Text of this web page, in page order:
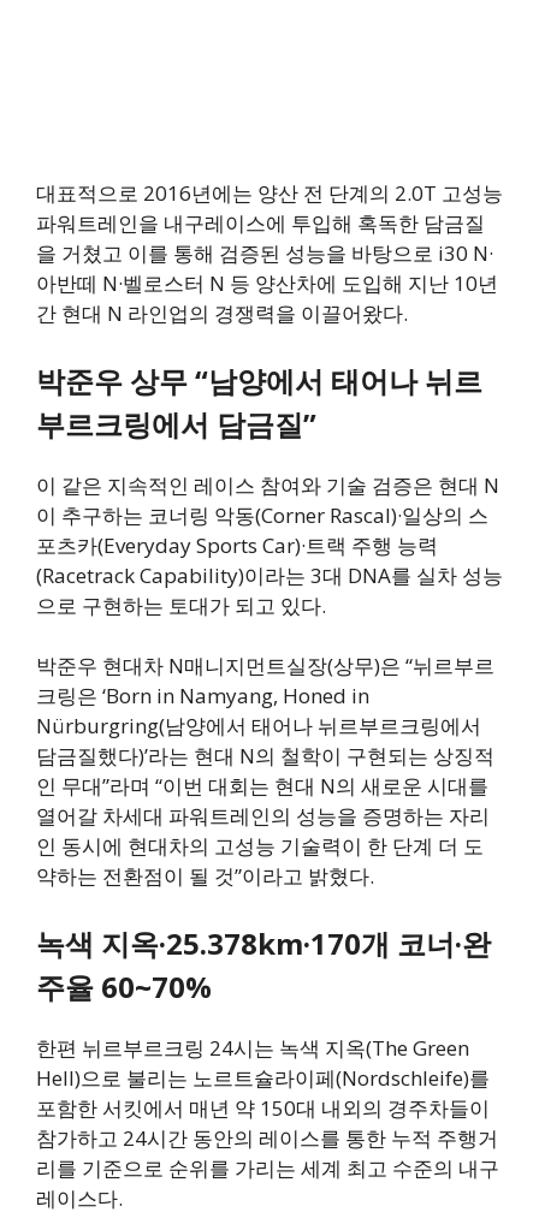
대표적으로 2016년에는 양산 전 단계의 2.0T 고성능
파워트레인을 내구레이스에 투입해 혹독한 담금질
을 거쳤고 이를 통해 검증된 성능을 바탕으로 i30 N·
아반떼 N·벨로스터 N 등 양산차에 도입해 지난 10년
간 현대 N 라인업의 경쟁력을 이끌어왔다.
박준우 상무 “남양에서 태어나 뉘르
부르크링에서 담금질”
이 같은 지속적인 레이스 참여와 기술 검증은 현대 N
이 추구하는 코너링 악동(Corner Rascal)·일상의 스
포츠카(Everyday Sports Car)·트랙 주행 능력
(Racetrack Capability)이라는 3대 DNA를 실차 성능
으로 구현하는 토대가 되고 있다.
박준우 현대차 N매니지먼트실장(상무)은 “뉘르부르
크링은 ‘Born in Namyang, Honed in
Nürburgring(남양에서 태어나 뉘르부르크링에서
담금질했다)’라는 현대 N의 철학이 구현되는 상징적
인 무대”라며 “이번 대회는 현대 N의 새로운 시대를
열어갈 차세대 파워트레인의 성능을 증명하는 자리
인 동시에 현대차의 고성능 기술력이 한 단계 더 도
약하는 전환점이 될 것”이라고 밝혔다.
녹색 지옥·25.378km·170개 코너·완
주율 60~70%
한편 뉘르부르크링 24시는 녹색 지옥(The Green
Hell)으로 불리는 노르트슐라이페(Nordschleife)를
포함한 서킷에서 매년 약 150대 내외의 경주차들이
참가하고 24시간 동안의 레이스를 통한 누적 주행거
리를 기준으로 순위를 가리는 세계 최고 수준의 내구
레이스다.